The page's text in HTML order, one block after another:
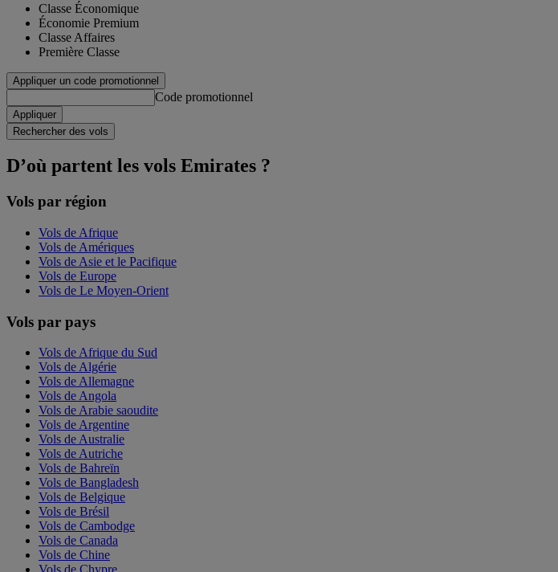
Classe Économique
Économie Premium
Classe Affaires
Première Classe
Appliquer un code promotionnel
Code promotionnel
Appliquer
Rechercher des vols
D’où partent les vols Emirates ?
Vols par région
Vols de Afrique
Vols de Amériques
Vols de Asie et le Pacifique
Vols de Europe
Vols de Le Moyen-Orient
Vols par pays
Vols de Afrique du Sud
Vols de Algérie
Vols de Allemagne
Vols de Angola
Vols de Arabie saoudite
Vols de Argentine
Vols de Australie
Vols de Autriche
Vols de Bahreïn
Vols de Bangladesh
Vols de Belgique
Vols de Brésil
Vols de Cambodge
Vols de Canada
Vols de Chine